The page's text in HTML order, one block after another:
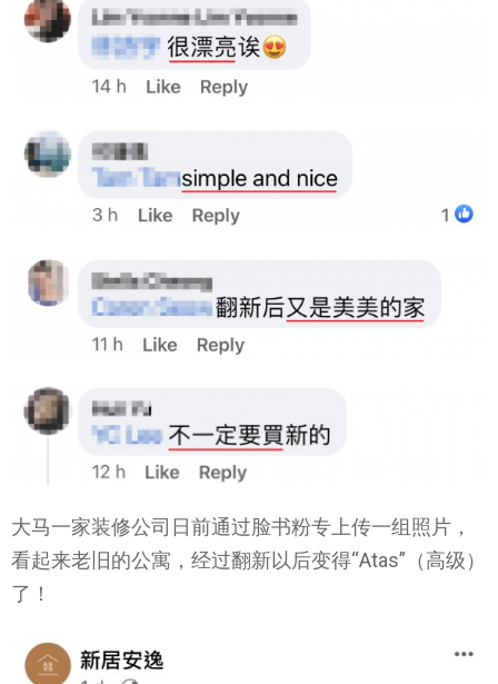
大马一家装修公司日前通过脸书粉专上传一组照片，
看起来老旧的公寓，经过翻新以后变得“Atas”（高级）
了！